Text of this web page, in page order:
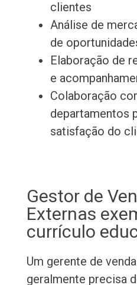
clientes
Análise de
de
Elaboração de
e
Colaboração
departamentos
satisfação do
Gestor de
Externas
currículo
Um gerente de
geralmente precisa